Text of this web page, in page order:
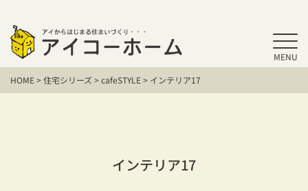
MENU
HOME
アイコーホームの家づくり
お客様の声
HOME>住宅シリーズ>cafeSTYLE> インテリア17
インテリア17